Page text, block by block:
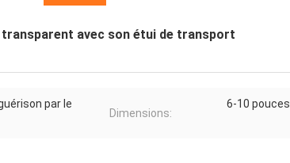
avec son étui de transport
par le
Dimensions:
6-10 pouces